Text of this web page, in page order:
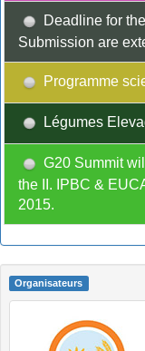
Deadline for
Submission are
Programme
Légumes
G20 Summit
the II. IPBC &
2015.
Organisateurs